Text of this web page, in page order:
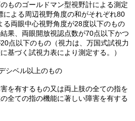
ものゴールドマン型視野計による測定
による周辺視野角度の和がそれぞれ80
る両眼中心視野角度が28度以下のもの
果、両眼開放視認点数が70点以下かつ
点以下のもの（視力は、万国式試視力
基づく試視力表により測定する。）
シベル以上のもの
を有するもの又は両上肢の全ての指を
全ての指の機能に著しい障害を有する